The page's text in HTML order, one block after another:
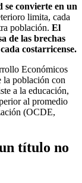
se convierte en un
limita, cada
población. El
de las brechas
costarricense.
Económicos
la población con
a la educación,
al promedio
(OCDE,
título no